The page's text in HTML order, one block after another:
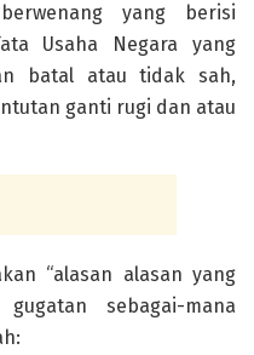
yang berisi
Usaha Negara yang
batal atau tidak sah,
ganti rugi dan atau
“alasan alasan yang
sebagai-mana